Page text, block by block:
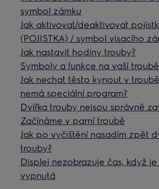
symbol zámku
Jak aktivovat/deaktivovat
(POJISTKA) / symbol visacího
Jak nastavit hodiny trouby?
Symboly a funkce na vaší
Jak nechat těsto kynout v
nemá speciální program?
Dvířka trouby nejsou správně
Začínáme v parní troubě
Jak po vyčištění nasadím zpět
trouby?
Displej nezobrazuje čas, když
vypnutá